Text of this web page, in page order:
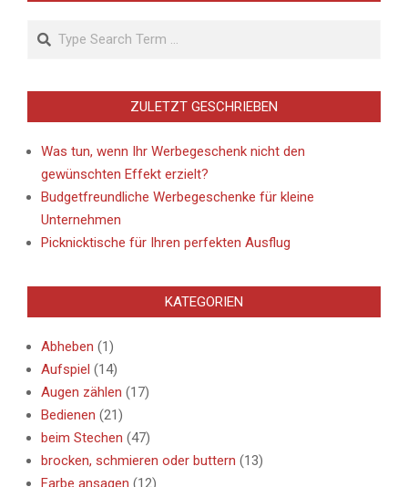
ZULETZT GESCHRIEBEN
Was tun, wenn Ihr Werbegeschenk nicht den
gewünschten Effekt erzielt?
Budgetfreundliche Werbegeschenke für kleine
Unternehmen
Picknicktische für Ihren perfekten Ausflug
KATEGORIEN
Abheben (1)
Aufspiel (14)
Augen zählen (17)
Bedienen (21)
beim Stechen (47)
brocken, schmieren oder buttern (13)
Farbe ansagen (12)